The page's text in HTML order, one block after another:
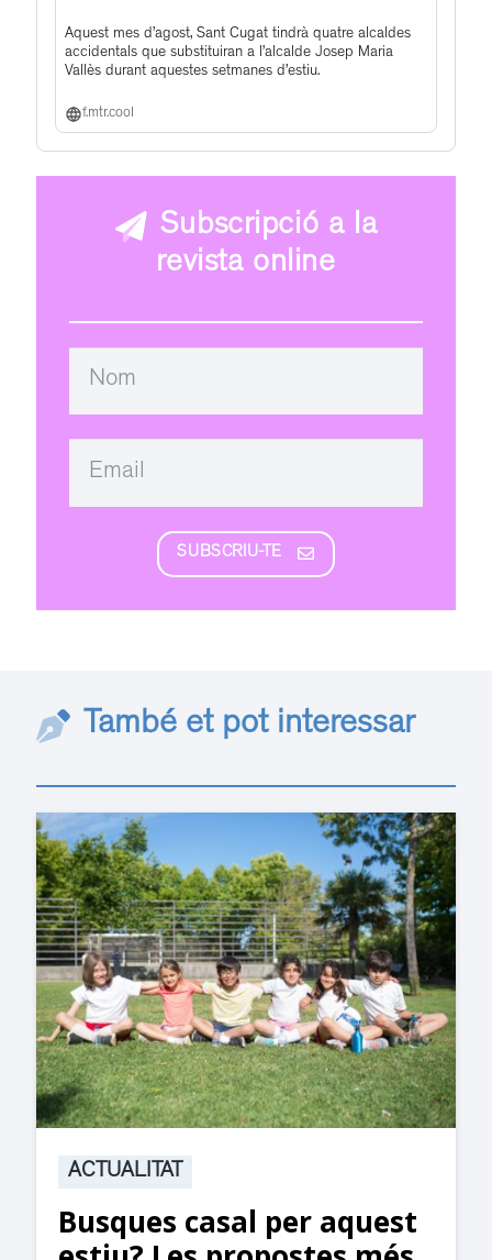
Aquest mes d’agost, Sant Cugat tindrà quatre alcaldes
accidentals que substituiran a l’alcalde Josep Maria
Vallès durant aquestes setmanes d’estiu.
f.mtr.cool
Subscripció a la
revista online
SUBSCRIU-TE
També et pot interessar
ACTUALITAT
Busques casal per aquest